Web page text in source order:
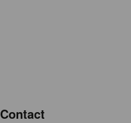
Contact